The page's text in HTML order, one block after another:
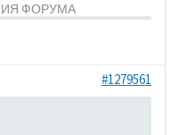
ФОРУМА
#1279561